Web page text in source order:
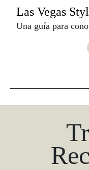
Las Vegas
Una guía para